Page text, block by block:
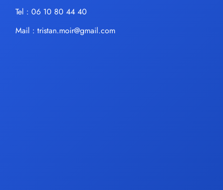
Tel : 06 10 80 44 40
Mail :tristan.moir@gmail.com